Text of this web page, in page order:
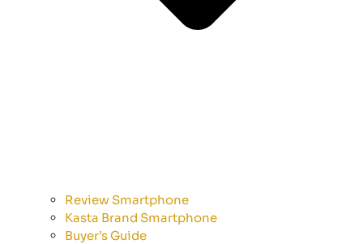
Review Smartphone
Kasta Brand Smartphone
Buyer’s Guide